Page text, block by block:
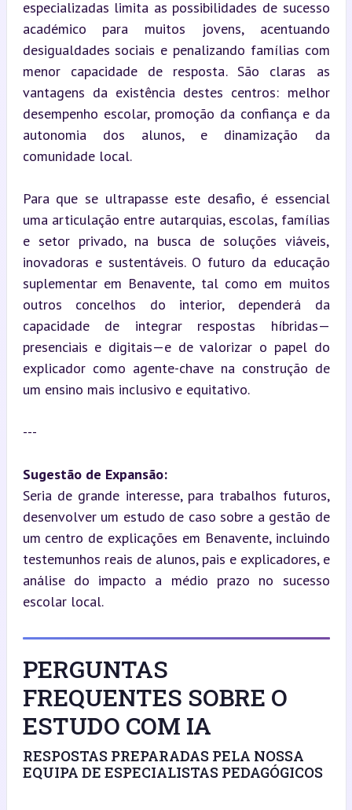
especializadas limita as possibilidades de sucesso
académico para muitos jovens, acentuando
desigualdades sociais e penalizando famílias com
menor capacidade de resposta. São claras as
vantagens da existência destes centros: melhor
desempenho escolar, promoção da confiança e da
autonomia dos alunos, e dinamização da
comunidade local.
Para que se ultrapasse este desafio, é essencial
uma articulação entre autarquias, escolas, famílias
e setor privado, na busca de soluções viáveis,
inovadoras e sustentáveis. O futuro da educação
suplementar em Benavente, tal como em muitos
outros concelhos do interior, dependerá da
capacidade de integrar respostas híbridas—
presenciais e digitais—e de valorizar o papel do
explicador como agente-chave na construção de
um ensino mais inclusivo e equitativo.
---
Sugestão de Expansão:
Seria de grande interesse, para trabalhos futuros,
desenvolver um estudo de caso sobre a gestão de
um centro de explicações em Benavente, incluindo
testemunhos reais de alunos, pais e explicadores, e
análise do impacto a médio prazo no sucesso
escolar local.
PERGUNTAS
FREQUENTES SOBRE O
ESTUDO COM IA
RESPOSTAS PREPARADAS PELA NOSSA
EQUIPA DE ESPECIALISTAS PEDAGÓGICOS